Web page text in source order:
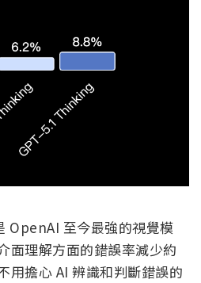
OpenAI 至今最強的視覺模
面理解方面的錯誤率減少約
用擔心 AI 辨識和判斷錯誤的